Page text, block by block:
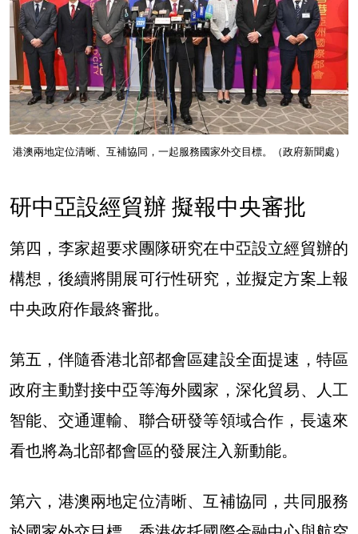
港澳兩地定位清晰、互補協同，一起服務國家外交目標。（政府新聞處）
研中亞設經貿辦 擬報中央審批
第四，李家超要求團隊研究在中亞設立經貿辦的
構想，後續將開展可行性研究，並擬定方案上報
中央政府作最終審批。
第五，伴隨香港北部都會區建設全面提速，特區
政府主動對接中亞等海外國家，深化貿易、人工
智能、交通運輸、聯合研發等領域合作，長遠來
看也將為北部都會區的發展注入新動能。
第六，港澳兩地定位清晰、互補協同，共同服務